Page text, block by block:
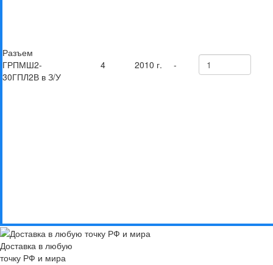
Разъем
ГРПМШ2-
30ГПЛ2В в З/У
4 2010 г. -
Доставка в любую
точку РФ и мира